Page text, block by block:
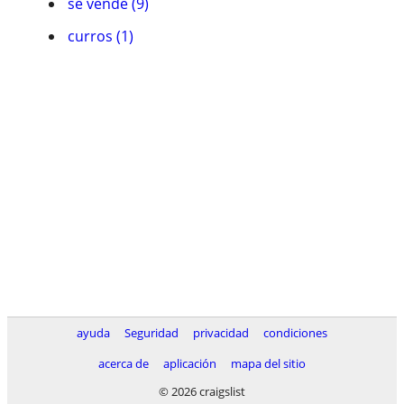
curros (1)
ayuda Seguridad privacidad
condiciones
acerca de
aplicación
mapa del sitio
© 2026 craigslist